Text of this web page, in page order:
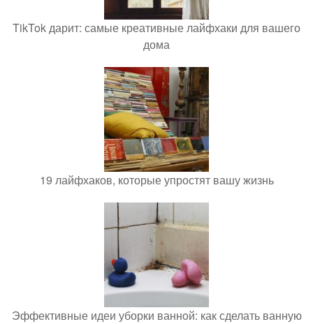
TikTok дарит: самые креативные лайфхаки для вашего
дома
19 лайфхаков, которые упростят вашу жизнь
Эффективные идеи уборки ванной: как сделать ванную